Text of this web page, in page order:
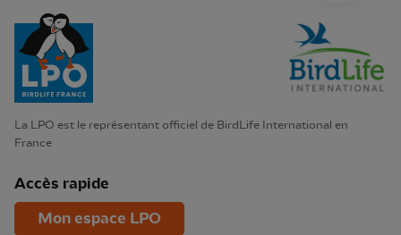
La LPO est le représentant officiel de BirdLife International en
France
Accès rapide
Mon espace LPO